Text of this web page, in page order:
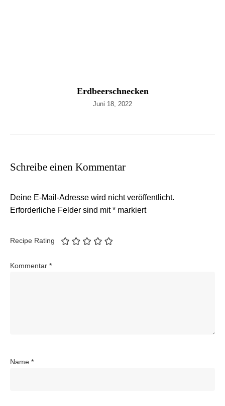
Erdbeerschnecken
Juni 18, 2022
Schreibe einen Kommentar
Deine E-Mail-Adresse wird nicht veröffentlicht.
Erforderliche Felder sind mit* markiert
Recipe Rating
Kommentar *
Name *